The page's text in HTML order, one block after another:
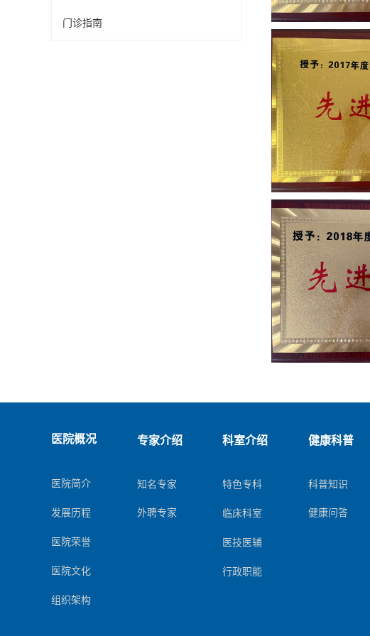
门诊指南
医院概况
医院简介
发展历程
医院荣誉
医院文化
组织架构
专家介绍
知名专家
外聘专家
科室介绍
特色专科
临床科室
医技医辅
行政职能
健康科普
科普知识
健康问答